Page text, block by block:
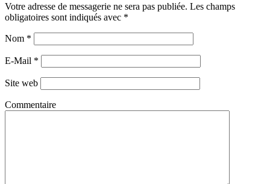
Votre adresse de messagerie ne sera pas publiée. Les champs
obligatoires sont indiqués avec *
Nom *
E-Mail *
Site web
Commentaire